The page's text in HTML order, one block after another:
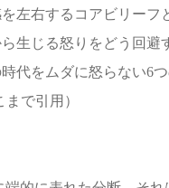
左右するコアビリーフ
生じる怒りをどう回避
代をムダに怒らない6
で引用）